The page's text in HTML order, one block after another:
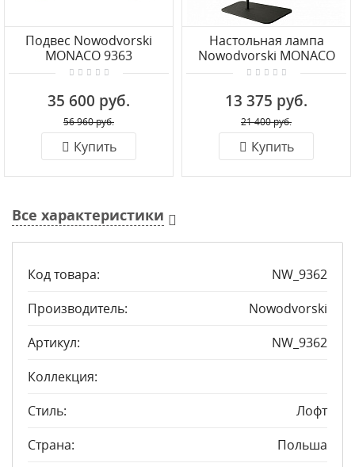
Подвес Nowodvorski
MONACO 9363
35 600 руб.
56 960 руб.
Купить
Настольная лампа
Nowodvorski MONACO
9308
13 375 руб.
21 400 руб.
Купить
Все характеристики
Код товара:
NW_9362
Производитель:
Nowodvorski
Артикул:
NW_9362
Коллекция:
Стиль:
Лофт
Страна:
Польша